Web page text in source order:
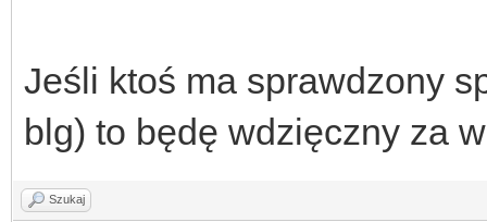
Jeśli ktoś ma sprawdzony
blg) to będę wdzięczny za
Szukaj